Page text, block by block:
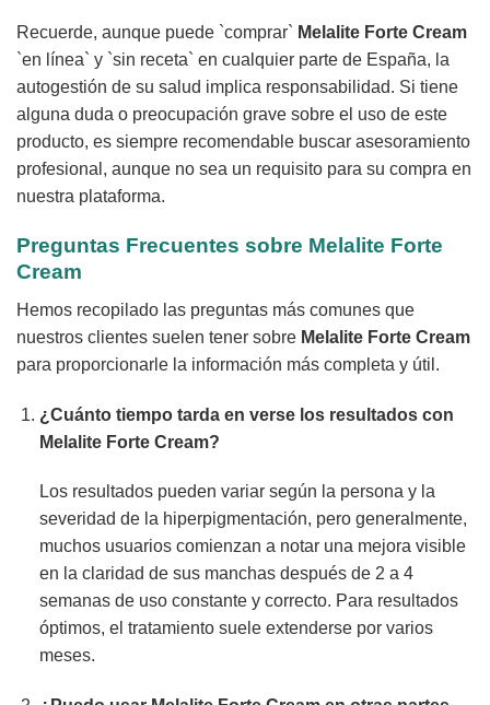
Recuerde, aunque puede `comprar` Melalite Forte Cream
`en línea` y `sin receta` en cualquier parte de España, la
autogestión de su salud implica responsabilidad. Si tiene
alguna duda o preocupación grave sobre el uso de este
producto, es siempre recomendable buscar asesoramiento
profesional, aunque no sea un requisito para su compra en
nuestra plataforma.
Preguntas Frecuentes sobre Melalite Forte
Cream
Hemos recopilado las preguntas más comunes que
nuestros clientes suelen tener sobre Melalite Forte Cream
para proporcionarle la información más completa y útil.
¿Cuánto tiempo tarda en verse los resultados con
Melalite Forte Cream?
Los resultados pueden variar según la persona y la
severidad de la hiperpigmentación, pero generalmente,
muchos usuarios comienzan a notar una mejora visible
en la claridad de sus manchas después de 2 a 4
semanas de uso constante y correcto. Para resultados
óptimos, el tratamiento suele extenderse por varios
meses.